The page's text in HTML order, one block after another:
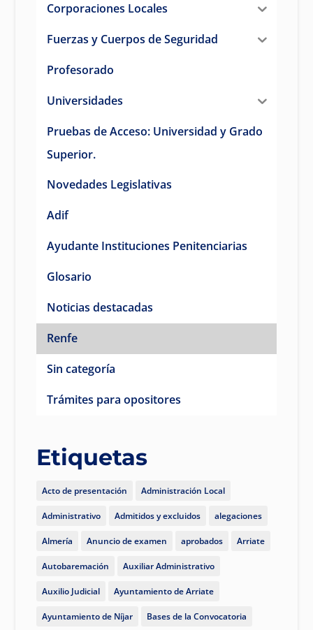
Corporaciones Locales
Fuerzas y Cuerpos de Seguridad
Profesorado
Universidades
Pruebas de Acceso: Universidad y Grado
Superior.
Novedades Legislativas
Adif
Ayudante Instituciones Penitenciarias
Glosario
Noticias destacadas
Renfe
Sin categoría
Trámites para opositores
Etiquetas
Acto de presentación Administración Local
Administrativo Admitidos y excluidos alegaciones
Almería Anuncio de examen aprobados Arriate
Autobaremación Auxiliar Administrativo
Auxilio Judicial Ayuntamiento de Arriate
Ayuntamiento de Níjar Bases de la Convocatoria